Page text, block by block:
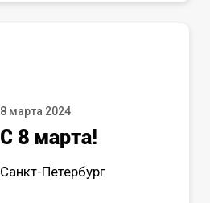
8 марта 2024
С 8 марта!
Санкт-Петербург